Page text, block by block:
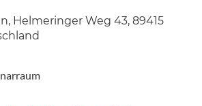
Helmeringer Weg 43, 89415